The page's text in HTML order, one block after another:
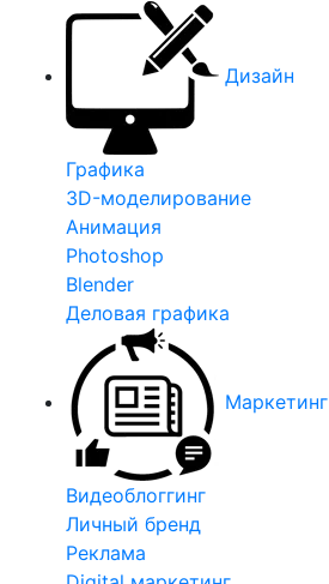
Дизайн
Графика
3D-моделирование
Анимация
Photoshop
Blender
Деловая графика
Маркетинг
Видеоблоггинг
Личный бренд
Реклама